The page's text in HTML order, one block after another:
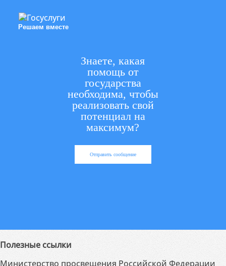
Решаем вместе
Знаете, какая
помощь от
государства
необходима, чтобы
реализовать свой
потенциал на
максимум?
Отправить сообщение
Полезные ссылки
Министерство просвещения Российской Федерации